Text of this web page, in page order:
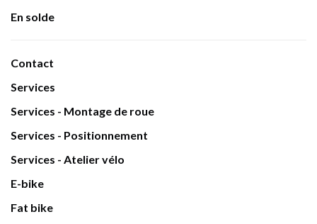
En solde
Contact
Services
Services - Montage de roue
Services - Positionnement
Services - Atelier vélo
E-bike
Fat bike